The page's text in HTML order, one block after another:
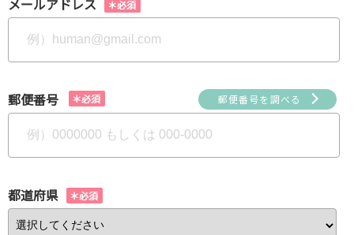
メールアドレス
郵便番号 郵便番号を調べる
都道府県